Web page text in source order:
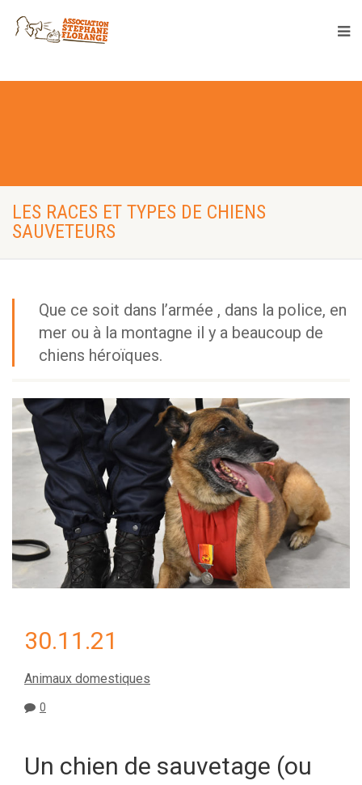
LES RACES ET TYPES DE CHIENS
SAUVETEURS
Que ce soit dans l’armée , dans la police, en
mer ou à la montagne il y a beaucoup de
chiens héroïques.
30.11.21
Animaux domestiques
0
Un chien de sauvetage (ou